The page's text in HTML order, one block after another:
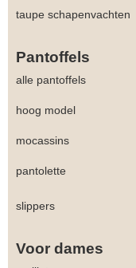
taupe schapenvachten
Pantoffels
alle pantoffels
hoog model
mocassins
pantolette
slippers
Voor dames